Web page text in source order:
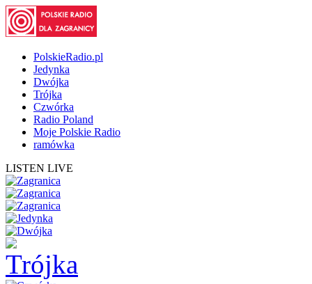
PolskieRadio.pl
Jedynka
Dwójka
Trójka
Czwórka
Radio Poland
Moje Polskie Radio
ramówka
LISTEN LIVE